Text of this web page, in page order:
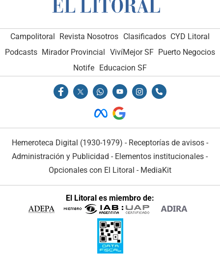
Campolitoral Revista Nosotros Clasificados CYD Litoral
Podcasts Mirador Provincial VivíMejor SF Puerto Negocios
Notife Educacion SF
Hemeroteca Digital (1930-1979) - Receptorías de avisos -
Administración y Publicidad - Elementos institucionales -
Opcionales con El Litoral - MediaKit
El Litoral es miembro de: